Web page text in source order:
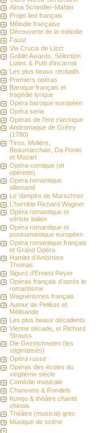
Alma Schindler-Mahler
Projet lied français
Mélodie française
Découverte de la mélodie
Faust
Via Crucis de Liszt
Goblin Awards, Sélection
Lutins & Putti d'incarnat
Les plus beaux récitatifs
Premiers opéras
Baroque français et
tragédie lyrique
Opéra baroque européen
Opéra seria
Opéras de l'ère classique
Andromaque de Grétry
(1780)
Tirso, Molière,
Beaumarchais, Da Ponte
et Mozart
Opéra-comique (et
opérette)
Opéra romantique
allemand
Le Vampire de Marschner
L'horrible Richard Wagner
Opéra romantique et
vériste italien
Opéra romantique et
postromantique européen
Opéra romantique français
et Grand Opéra
Hamlet d'Ambroise
Thomas
Sigurd d'Ernest Reyer
Opéras français d'après le
romantisme
Wagnérismes français
Autour de Pelléas et
Mélisande
Les plus beaux décadents
Vienne décade, et Richard
Strauss
Die Gezeichneten (les
stigmatisés)
Opéra russe
Opéras des écoles du
vingtième siècle
Comédie musicale
Chansons & Rondels
Kunqu & théâtre chanté
chinois
Théâtre (musical) grec
Musique de scène